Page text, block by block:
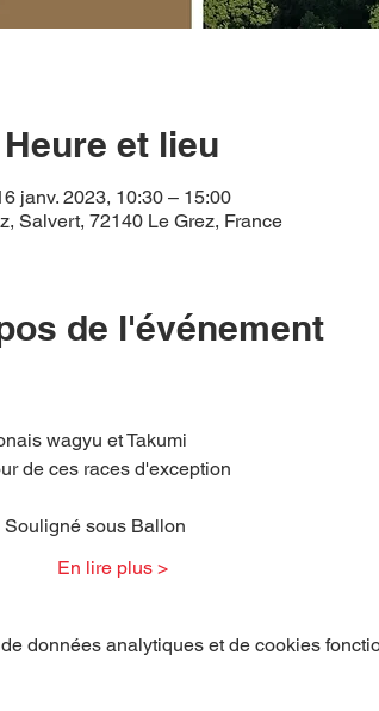
Heure et lieu
janv. 2023, 10:30 – 15:00
Salvert, 72140 Le Grez, France
de l'événement
wagyu et Takumi
de ces races d'exception
sous Ballon
En lire plus >
données analytiques et de cookies